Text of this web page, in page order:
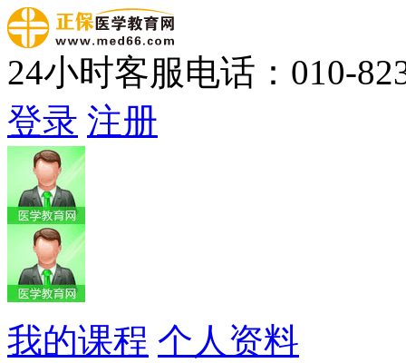
24小时客服电话：010-
登录 注册
我的课程 个人资料